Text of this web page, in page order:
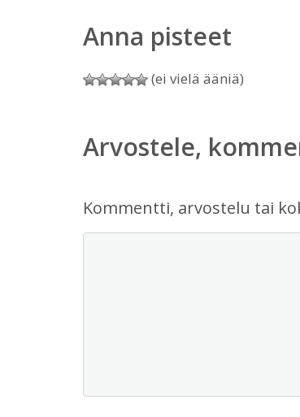
Anna pisteet
(ei vielä ääniä)
Arvostele,
Kommentti, arvostelu tai